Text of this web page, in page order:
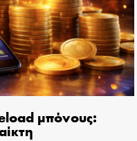
μπόνους: